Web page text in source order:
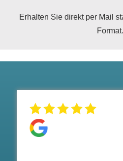
Erhalten Sie direkt per Mail
Format.